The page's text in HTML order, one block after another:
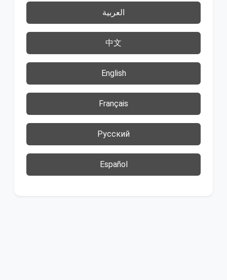
العربية
中文
English
Français
Русский
Español